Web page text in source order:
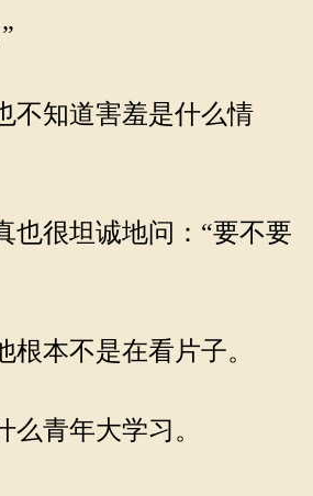
不知道害羞是什么情
很坦诚地问：“要不要
本不是在看片子。
青年大学习。